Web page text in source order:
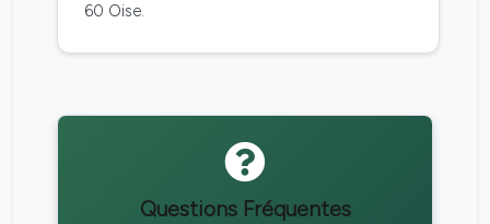
60 Oise.
Questions Fréquentes